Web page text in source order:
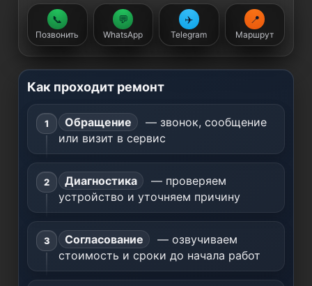
📞
Позвонить
💬
WhatsApp
✈️
Telegram
📍
Маршрут
Как проходит ремонт
Обращение
— звонок, сообщение
или визит в сервис
Диагностика
— проверяем
устройство и уточняем причину
Согласование
— озвучиваем
стоимость и сроки до начала работ